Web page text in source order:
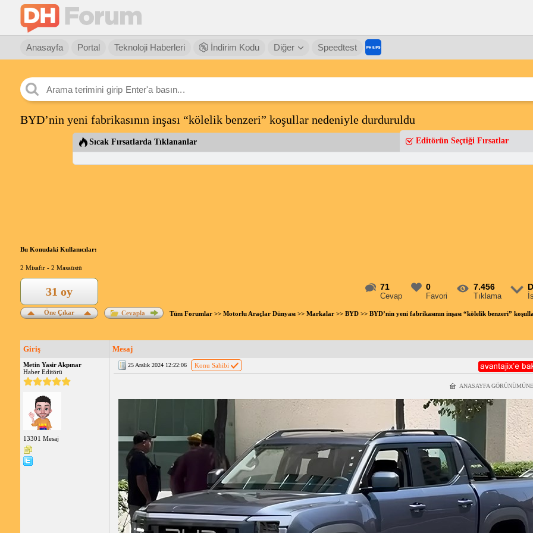
Anasayfa Portal Teknoloji Haberleri İndirim Kodu Diğer Speedtest
BYD’nin yeni fabrikasının inşası “kölelik benzeri” koşullar nedeniyle durduruldu
Sıcak Fırsatlarda Tıklananlar Editörün Seçtiği Fırsatlar
Bu Konudaki Kullanıcılar:
2 Misafir - 2 Masaüstü
71
Cevap
0
Favori
7.456
Tıklama
Öne Çıkar
31 oy
Cevapla Tüm Forumlar>> Motorlu Araçlar Dünyası>> Markalar>> BYD>> BYD’nin yeni fabrikasının inşası “kölelik benzeri”
Giriş Mesaj
Metin Yasir Akpınar
Haber Editörü
13301 Mesaj
25 Aralık 2024 12:22:06 Konu Sahibi
ANASAYFA